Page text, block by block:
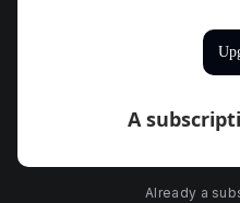
A
Already a